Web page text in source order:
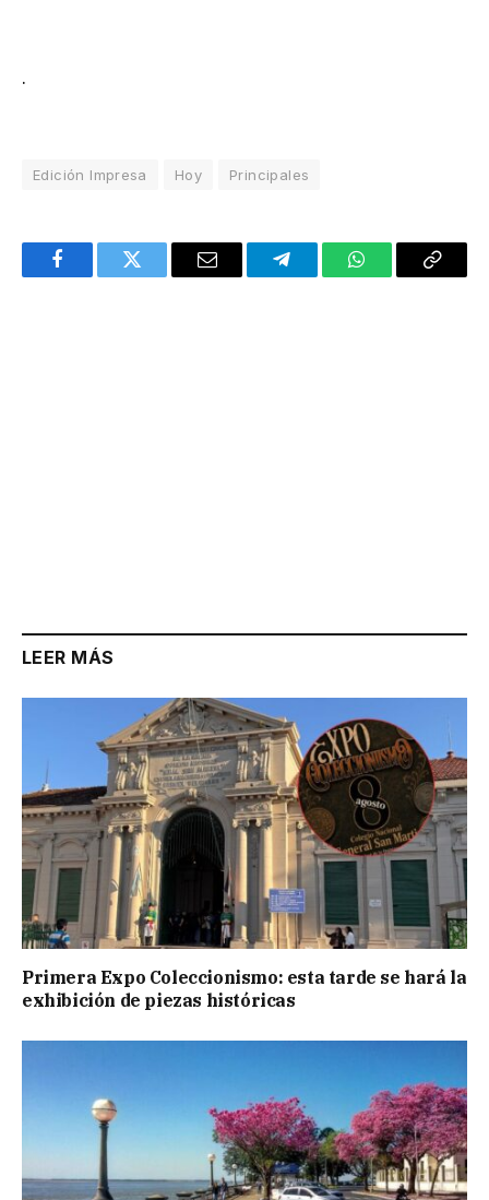
.
Edición Impresa Hoy Principales
FacebookTwitter Email TelegramWhatsAppCopy
LEER MÁS
Primera Expo Coleccionismo: esta tarde se hará la
exhibición de piezas históricas